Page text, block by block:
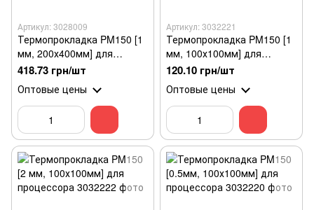
Артикул: 3028009
Термопрокладка PM150 [1
мм, 200х400мм] для
процессора
418.73 грн/шт
Оптовые цены
Артикул: 3032221
Термопрокладка PM150 [1
мм, 100х100мм] для
процессора
120.10 грн/шт
Оптовые цены